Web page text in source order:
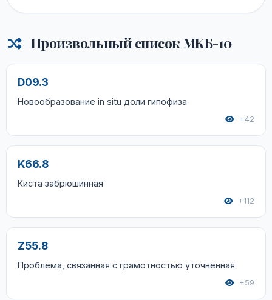
Произвольный список МКБ-10
D09.3
Новообразование in situ доли гипофиза
+42
K66.8
Киста забрюшинная
+112
Z55.8
Проблема, связанная с грамотностью уточненная
+59